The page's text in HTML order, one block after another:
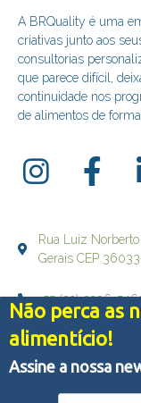
Não perca as
alimentício!
Assine a nossa
A BRQuality é uma
criativas junto aos
consultorias
que parece difícil,
continuidade nos
de alimentos de
Rua Luiz
Gerais CEP
+55 (32) 3236-
Nós usamos
para melhorar a
personalizar
com tal